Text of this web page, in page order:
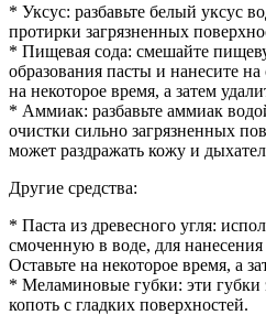
* Уксус: разбавьте белый уксус
протирки загрязненных
* Пищевая сода: смешайте
образования пасты и нанесите
на некоторое время, а затем
* Аммиак: разбавьте аммиак
очистки сильно загрязненных
может раздражать кожу и
Другие средства:
* Паста из древесного угля:
смоченную в воде, для нанесения
Оставьте на некоторое время, а
* Меламиновые губки: эти губки
копоть с гладких поверхностей.